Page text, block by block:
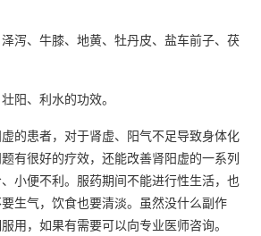
泻、牛膝、地黄、牡丹皮、盐车前子、茯
阳、利水的功效。
的患者，对于肾虚、阳气不足导致身体化
有很好的疗效，还能改善肾阳虚的一系列
小便不利。服药期间不能进行性生活，也
生气，饮食也要清淡。虽然没什么副作
用，如果有需要可以向专业医师咨询。